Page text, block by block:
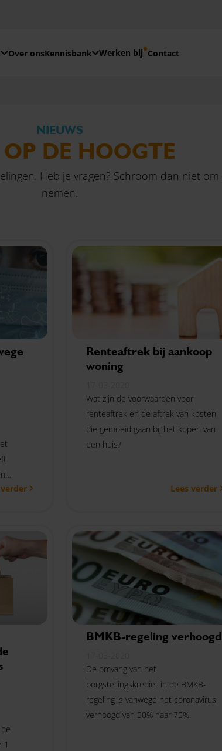
Over onsKennisbank Werken bij Contact
NIEUWS
OP DE HOOGTE
Heb je vragen? Schroom dan niet om
nemen.
Renteaftrek bij aankoop
woning
Wat zijn de voorwaarden voor
renteaftrek en de aftrek van kosten
die gemoeid gaan bij het kopen van
een huis?
Lees verder
1
BMKB-regeling verhoogd
De omvang van het
borgstellingskrediet in de BMKB-
regeling is vanwege het coronavirus
verhoogd van 50% naar 75%.